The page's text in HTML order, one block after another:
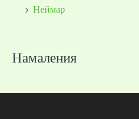
Неймар
Намаления